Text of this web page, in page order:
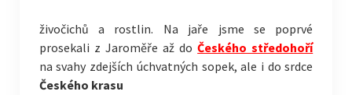
živočichů a rostlin. Na jaře jsme se poprvé
prosekali z Jaroměře až doČeského středohoří
na svahy zdejších úchvatných sopek, ale i do srdce
Českého krasu